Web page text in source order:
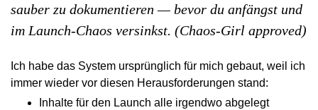
sauber zu dokumentieren — bevor du anfängst und
im Launch-Chaos versinkst. (Chaos-Girl approved)
Ich habe das System ursprünglich für mich gebaut, weil ich
immer wieder vor diesen Herausforderungen stand:
Inhalte für den Launch alle irgendwo abgelegt